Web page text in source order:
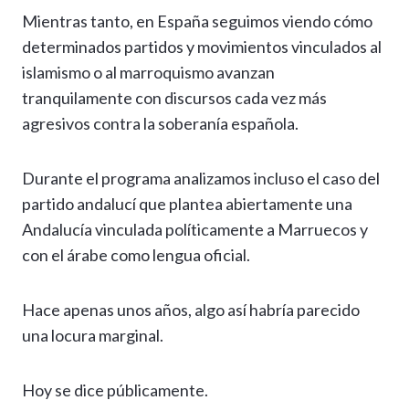
Mientras tanto, en España seguimos viendo cómo
determinados partidos y movimientos vinculados al
islamismo o al marroquismo avanzan
tranquilamente con discursos cada vez más
agresivos contra la soberanía española.
Durante el programa analizamos incluso el caso del
partido andalucí que plantea abiertamente una
Andalucía vinculada políticamente a Marruecos y
con el árabe como lengua oficial.
Hace apenas unos años, algo así habría parecido
una locura marginal.
Hoy se dice públicamente.